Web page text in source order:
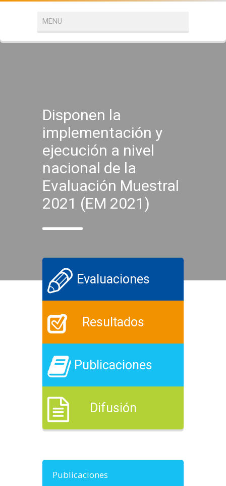
Disponen la
implementación y
ejecución a nivel
nacional de la
Evaluación Muestral
2021 (EM 2021)
Evaluaciones
Resultados
Publicaciones
Difusión
Publicaciones